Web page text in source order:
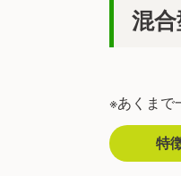
混
※あくまで
特